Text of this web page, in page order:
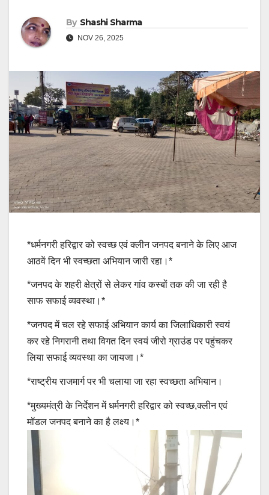
By Shashi Sharma
NOV 26, 2025
*धर्मनगरी हरिद्वार को स्वच्छ एवं क्लीन जनपद बनाने के लिए आज
आठवें दिन भी स्वच्छता अभियान जारी रहा।*
*जनपद के शहरी क्षेत्रों से लेकर गांव कस्बों तक की जा रही है
साफ सफाई व्यवस्था।*
*जनपद में चल रहे सफाई अभियान कार्य का जिलाधिकारी स्वयं
कर रहे निगरानी तथा विगत दिन स्वयं जीरो ग्राउंड पर पहुंचकर
लिया सफाई व्यवस्था का जायजा।*
*राष्ट्रीय राजमार्ग पर भी चलाया जा रहा स्वच्छता अभियान।
*मुख्यमंत्री के निर्देशन में धर्मनगरी हरिद्वार को स्वच्छ,क्लीन एवं
मॉडल जनपद बनाने का है लक्ष्य।*